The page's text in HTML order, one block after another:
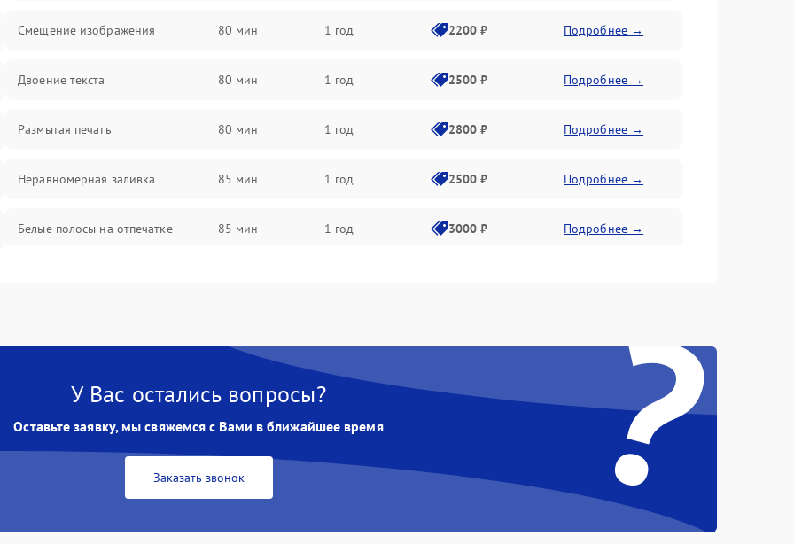
Смещение изображения 80 мин 1 год 2200 ₽ Подробнее →
Двоение текста 80 мин 1 год 2500 ₽ Подробнее →
Размытая печать 80 мин 1 год 2800 ₽ Подробнее →
Неравномерная заливка 85 мин 1 год 2500 ₽ Подробнее →
Белые полосы на отпечатке 85 мин 1 год 3000 ₽ Подробнее →
?
У Вас остались вопросы?
Оставьте заявку, мы свяжемся с Вами в ближайшее время
Заказать звонок